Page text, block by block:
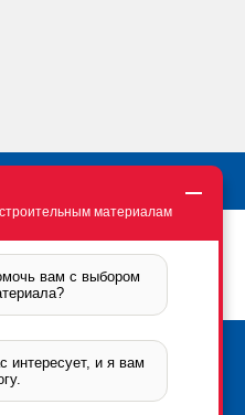
Брикфорд Москва
105005
Бауманская, 6с2
материалам
вам с выбором
интересует, и я вам